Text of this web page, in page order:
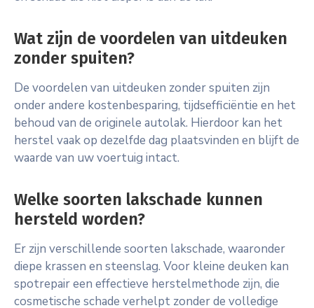
Wat zijn de voordelen van uitdeuken
zonder spuiten?
De voordelen van uitdeuken zonder spuiten zijn
onder andere kostenbesparing, tijdsefficiëntie en het
behoud van de originele autolak. Hierdoor kan het
herstel vaak op dezelfde dag plaatsvinden en blijft de
waarde van uw voertuig intact.
Welke soorten lakschade kunnen
hersteld worden?
Er zijn verschillende soorten lakschade, waaronder
diepe krassen en steenslag. Voor kleine deuken kan
spotrepair een effectieve herstelmethode zijn, die
cosmetische schade verhelpt zonder de volledige